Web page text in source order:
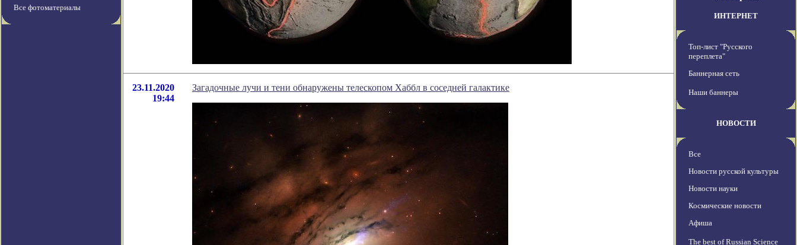
Все фотоматериалы
23.11.2020
19:44
Загадочные лучи и тени обнаружены телескопом Хаббл в соседней галактике
ИНТЕРНЕТ
Топ-лист "Русского
переплета"
Баннерная сеть
Наши баннеры
НОВОСТИ
Все
Новости русской культуры
Новости науки
Космические новости
Афиша
The best of Russian Science